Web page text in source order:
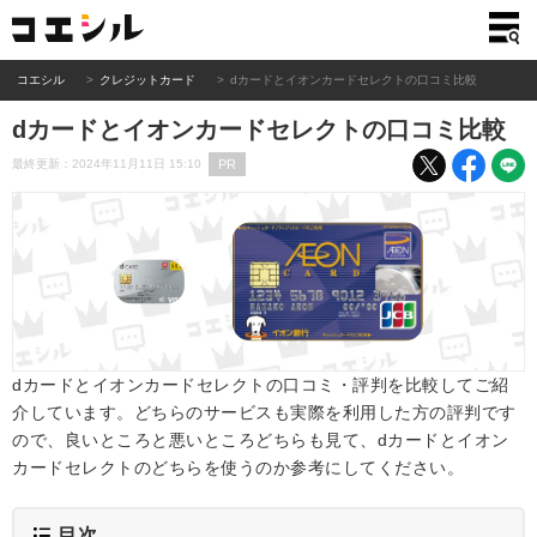
コエシル クレジットカード dカードとイオンカードセレクトの口コミ比較
dカードとイオンカードセレクトの口コミ比較
最終更新：2024年11月11日 15:10 PR
dカードとイオンカードセレクトの口コミ・評判を比較してご紹
介しています。どちらのサービスも実際を利用した方の評判です
ので、良いところと悪いところどちらも見て、dカードとイオン
カードセレクトのどちらを使うのか参考にしてください。